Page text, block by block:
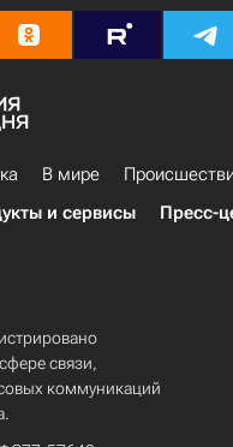
В мире
и сервисы Пресс-
связи,
коммуникаций